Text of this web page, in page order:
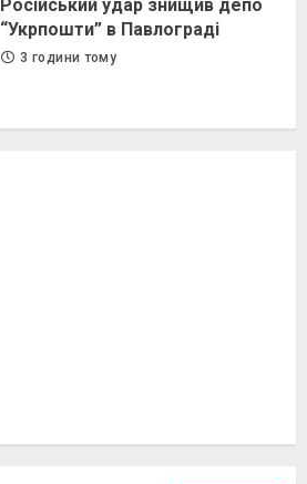
Російський удар знищив депо
“Укрпошти” в Павлограді
3 години тому